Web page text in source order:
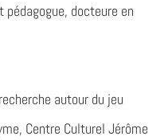
docteure en
autour du jeu
Centre Culturel Jérôme